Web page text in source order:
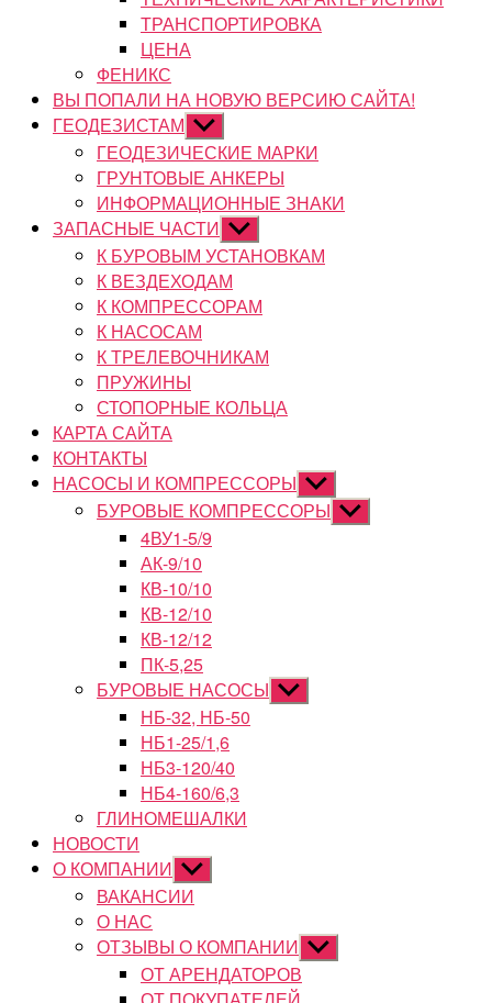
ТРАНСПОРТИРОВКА
ЦЕНА
ФЕНИКС
ВЫ ПОПАЛИ НА НОВУЮ ВЕРСИЮ САЙТА!
ГЕОДЕЗИСТАМ Показывать
подменю
ГЕОДЕЗИЧЕСКИЕ МАРКИ
ГРУНТОВЫЕ АНКЕРЫ
ИНФОРМАЦИОННЫЕ ЗНАКИ
ЗАПАСНЫЕ ЧАСТИ Показывать
подменю
К БУРОВЫМ УСТАНОВКАМ
К ВЕЗДЕХОДАМ
К КОМПРЕССОРАМ
К НАСОСАМ
К ТРЕЛЕВОЧНИКАМ
ПРУЖИНЫ
СТОПОРНЫЕ КОЛЬЦА
КАРТА САЙТА
КОНТАКТЫ
НАСОСЫ И КОМПРЕССОРЫ Показывать
подменю
БУРОВЫЕ КОМПРЕССОРЫ Показывать
подменю
4ВУ1-5/9
АК-9/10
КВ-10/10
КВ-12/10
КВ-12/12
ПК-5,25
БУРОВЫЕ НАСОСЫ Показывать
подменю
НБ-32, НБ-50
НБ1-25/1,6
НБ3-120/40
НБ4-160/6,3
ГЛИНОМЕШАЛКИ
НОВОСТИ
О КОМПАНИИ Показывать
подменю
ВАКАНСИИ
О НАС
ОТЗЫВЫ О КОМПАНИИ Показывать
подменю
ОТ АРЕНДАТОРОВ